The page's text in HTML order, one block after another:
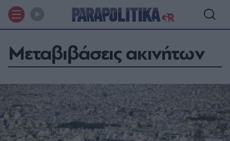
Μεταβιβάσεις ακινήτων